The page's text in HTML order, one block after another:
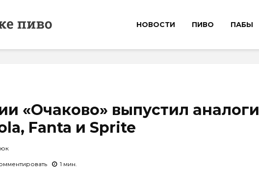
НОВОСТИ ПИВО ПАБЫ
«Очаково» выпустил аналоги
Fanta и Sprite
1 мин.